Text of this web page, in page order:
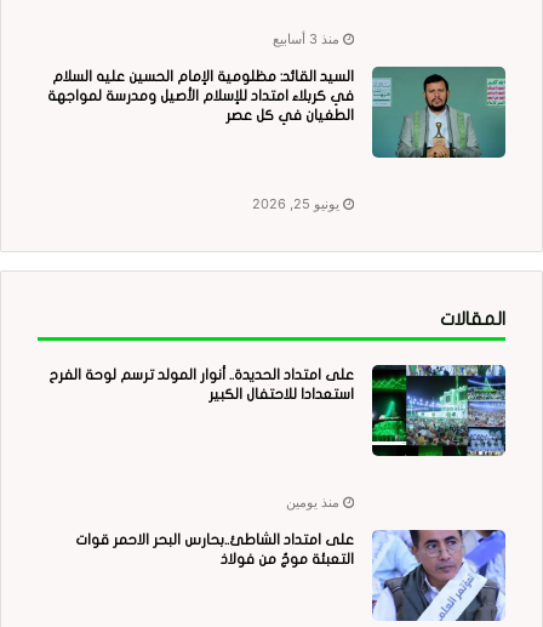
منذ 3 أسابيع
السيد القائد: مظلومية الإمام الحسين عليه السلام
في كربلاء امتداد للإسلام الأصيل ومدرسة لمواجهة
الطغيان في كل عصر
يونيو 25, 2026
المقالات
على امتداد الحديدة.. أنوار المولد ترسم لوحة الفرح
استعدادا للاحتفال الكبير
منذ يومين
على امتداد الشاطئ..بحارس البحر الاحمر قوات
التعبئة موجٌ من فولاذ